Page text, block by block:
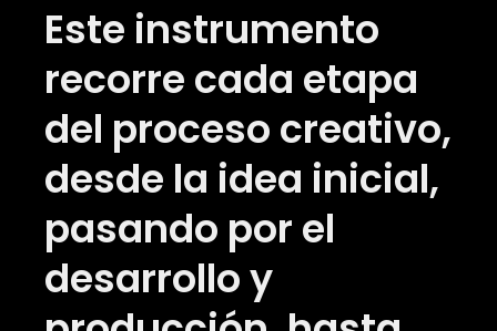
Este instrumento
recorre cada etapa
del proceso creativo,
desde la idea inicial,
pasando por el
desarrollo y